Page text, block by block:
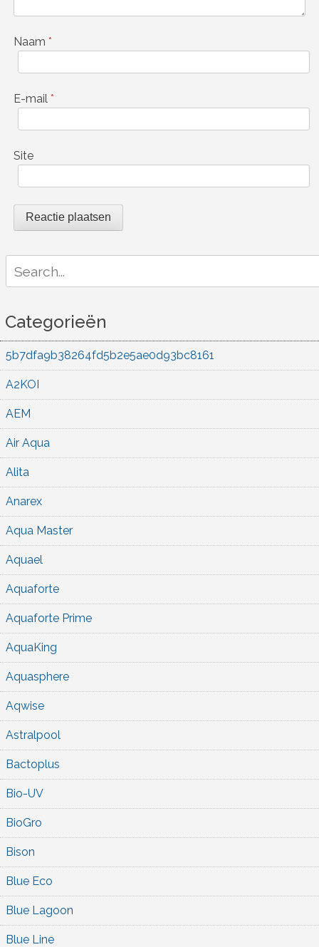
Naam *
E-mail *
Site
for:
Categorieën
5b7dfa9b38264fd5b2e5ae0d93bc8161
A2KOI
AEM
Air Aqua
Alita
Anarex
Aqua Master
Aquael
Aquaforte
Aquaforte Prime
AquaKing
Aquasphere
Aqwise
Astralpool
Bactoplus
Bio-UV
BioGro
Bison
Blue Eco
Blue Lagoon
Blue Line